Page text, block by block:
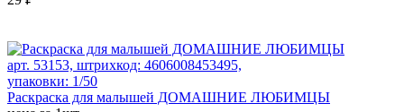
арт. 53153, штрихкод: 4606008453495,
упаковки: 1/50
Раскраска для малышей ДОМАШНИЕ ЛЮБИМЦЫ